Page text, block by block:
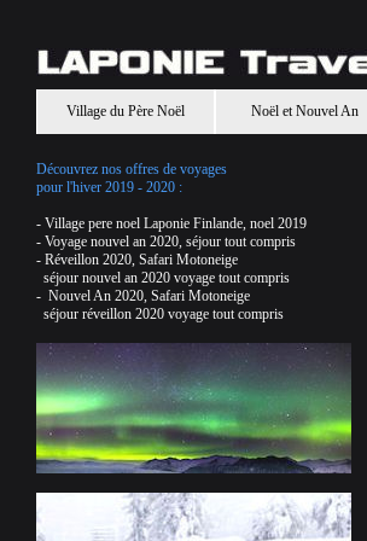
Village du Père Noël Noël et Nouvel An
Découvrez nos offres de voyages
pour l'hiver 2019 - 2020 :
- Village pere noel Laponie Finlande, noel 2019
- Voyage nouvel an 2020, séjour tout compris
- Réveillon 2020, Safari Motoneige
séjour nouvel an 2020 voyage tout compris
- Nouvel An 2020, Safari Motoneige
séjour réveillon 2020 voyage tout compris